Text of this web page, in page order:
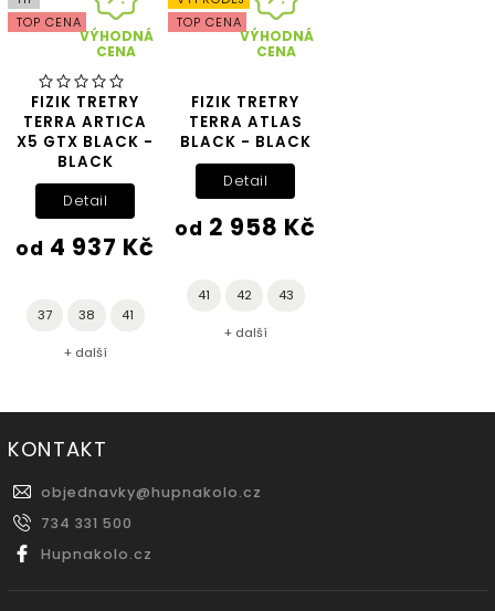
TOP CENA
VÝHODNÁ
CENA
FIZIK TRETRY
TERRA ARTICA
X5 GTX BLACK -
BLACK
od 4 937 Kč
Detail
37 38 41
+ další
TOP CENA
VÝHODNÁ
CENA
FIZIK TRETRY
TERRA ATLAS
BLACK - BLACK
od 2 958 Kč
Detail
41 42 43
+ další
KONTAKT
objednavky@hupnakolo.cz
734 331 500
Hupnakolo.cz